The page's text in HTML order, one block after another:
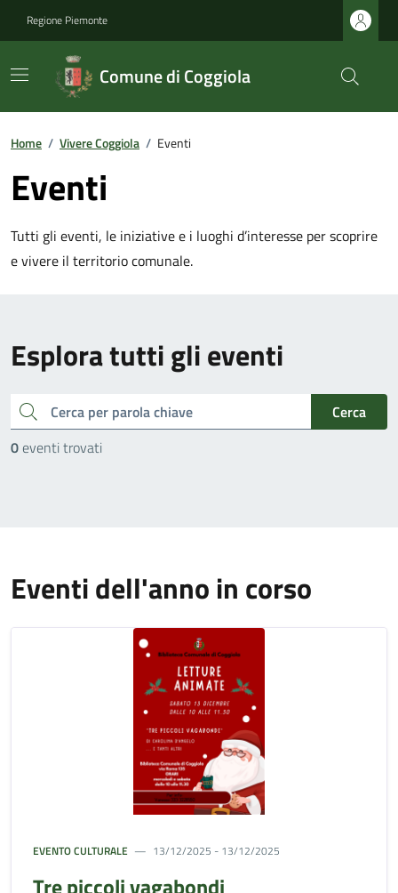
Regione Piemonte
Comune di Coggiola
Home / Vivere Coggiola / Eventi
Eventi
Tutti gli eventi, le iniziative e i luoghi d’interesse per scoprire
e vivere il territorio comunale.
Esplora tutti gli eventi
cerca
Cerca
0eventi trovati
Eventi dell'anno in corso
EVENTO CULTURALE 13/12/2025 - 13/12/2025